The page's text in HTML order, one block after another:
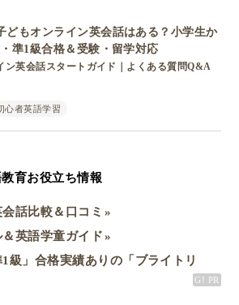
どもオンライン英会話はある？小学生か
準1級合格＆受験・留学対応
ン英会話スタートガイド｜よくある質問Q&A
心者英語学習
育お役立ち情報
話比較＆口コミ
英語学童ガイド
級」合格実績ありの「ブライトリ